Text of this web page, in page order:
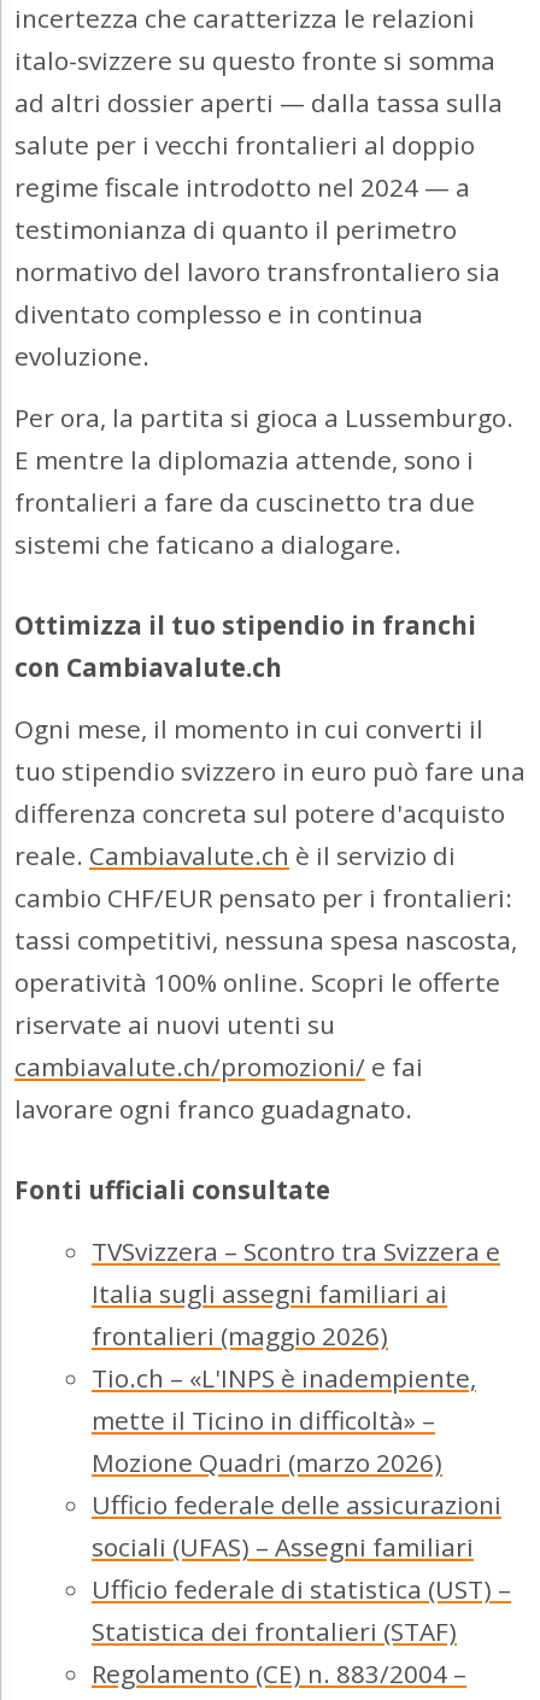
incertezza che caratterizza le relazioni
italo-svizzere su questo fronte si somma
ad altri dossier aperti — dalla tassa sulla
salute per i vecchi frontalieri al doppio
regime fiscale introdotto nel 2024 — a
testimonianza di quanto il perimetro
normativo del lavoro transfrontaliero sia
diventato complesso e in continua
evoluzione.
Per ora, la partita si gioca a Lussemburgo.
E mentre la diplomazia attende, sono i
frontalieri a fare da cuscinetto tra due
sistemi che faticano a dialogare.
Ottimizza il tuo stipendio in franchi
con Cambiavalute.ch
Ogni mese, il momento in cui converti il
tuo stipendio svizzero in euro può fare una
differenza concreta sul potere d'acquisto
reale. Cambiavalute.ch è il servizio di
cambio CHF/EUR pensato per i frontalieri:
tassi competitivi, nessuna spesa nascosta,
operatività 100% online. Scopri le offerte
riservate ai nuovi utenti su
cambiavalute.ch/promozioni/ e fai
lavorare ogni franco guadagnato.
Fonti ufficiali consultate
TVSvizzera – Scontro tra Svizzera e
Italia sugli assegni familiari ai
frontalieri (maggio 2026)
Tio.ch – «L'INPS è inadempiente,
mette il Ticino in difficoltà» –
Mozione Quadri (marzo 2026)
Ufficio federale delle assicurazioni
sociali (UFAS) – Assegni familiari
Ufficio federale di statistica (UST) –
Statistica dei frontalieri (STAF)
Regolamento (CE) n. 883/2004 –